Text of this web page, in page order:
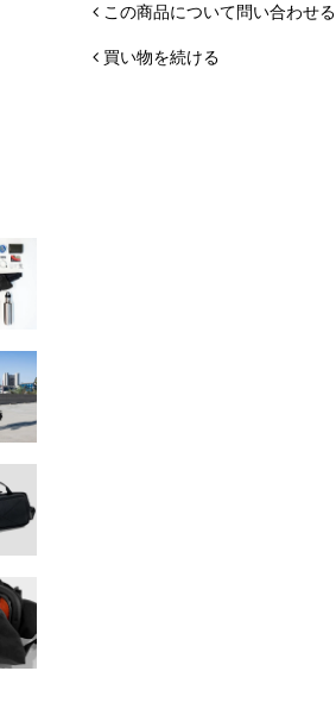
この商品について問い合わせる
買い物を続ける